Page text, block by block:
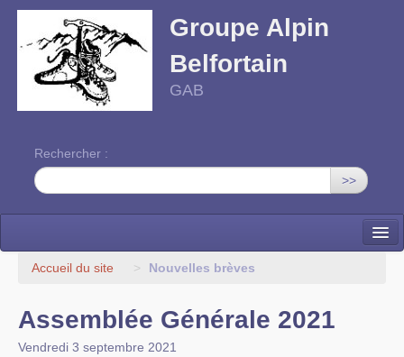
Groupe Alpin
Belfortain
GAB
Rechercher :
>>
Accueil
Accueil du site > Nouvelles brèves
Assemblée Générale 2021
Vendredi 3 septembre 2021